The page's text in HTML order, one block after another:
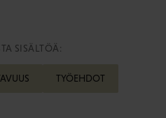
SISÄLTÖÄ:
TYÖEHDOT